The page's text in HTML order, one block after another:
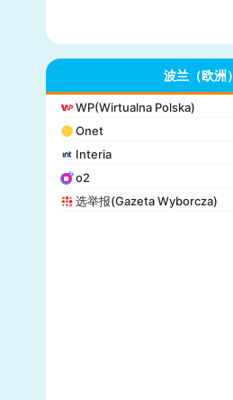
波兰（欧洲）
WP(Wirtualna Polska)
Onet
Interia
o2
选举报(Gazeta Wyborcza)